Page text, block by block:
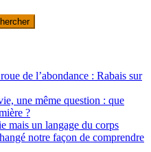
de l’abondance : Rabais sur
une même question : que
?
mais un langage du corps
notre façon de comprendre